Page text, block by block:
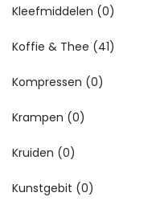
Kleefmiddelen (0)
Koffie & Thee (41)
Kompressen (0)
Krampen (0)
Kruiden (0)
Kunstgebit (0)